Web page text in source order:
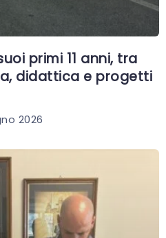
primi 11 anni, tra
didattica e progetti
2026